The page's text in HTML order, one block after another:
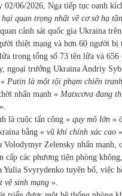
02/06/2026, Nga tiếp tục oanh
hại quan trọng nhất về cơ sở hạ
cảnh sát quốc gia Ukraina trên
thiệt mạng và hơn 60 người bị
trong tổng số 73 tên lửa và 656
ngoại trưởng Ukraina Andriy
Putin là một tội phạm chiến
nhấn mạnh « Matxcơva đang
là cuộc tấn công « quy mô lớn »
bằng « vũ khí chính xác cao
Zelensky nhấn mạnh,
cấp các phương tiện phòng
Svyrydenko tuyên bố, việc
về sinh mạng ».